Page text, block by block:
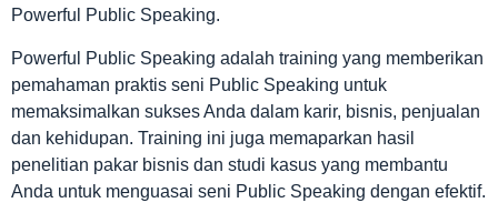
Powerful Public Speaking.
Powerful Public Speaking adalah training yang memberikan
pemahaman praktis seni Public Speaking untuk
memaksimalkan sukses Anda dalam karir, bisnis, penjualan
dan kehidupan. Training ini juga memaparkan hasil
penelitian pakar bisnis dan studi kasus yang membantu
Anda untuk menguasai seni Public Speaking dengan efektif.